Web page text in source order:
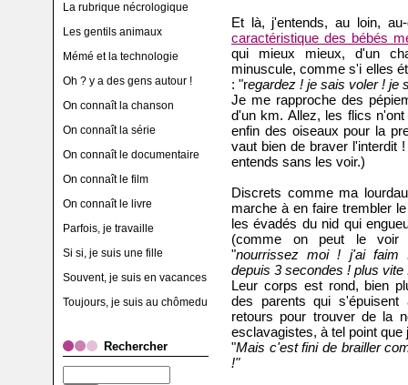
La rubrique nécrologique
Les gentils animaux
Mémé et la technologie
Oh ? y a des gens autour !
On connaît la chanson
On connaît la série
On connaît le documentaire
On connaît le film
On connaît le livre
Parfois, je travaille
Si si, je suis une fille
Souvent, je suis en vacances
Toujours, je suis au chômedu
Rechercher
Et là, j'entends, au loin,
caractéristique des bébés
qui mieux mieux, d'un
minuscule, comme s'i elles
: "regardez ! je sais voler ! je
Je me rapproche des
d'un km. Allez, les flics
enfin des oiseaux pour la
vaut bien de braver l'interdit
entends sans les voir.)
Discrets comme ma
marche à en faire trembler
les évadés du nid qui
(comme on peut le
"nourrissez moi ! j'ai faim
depuis 3 secondes ! plus vite
Leur corps est rond, bien
des parents qui
retours pour trouver de la
esclavagistes, à tel point
"Mais c'est fini de brailler
!"